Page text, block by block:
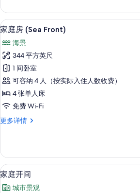
房
(Sea
Front)
的
所
有
照
片
房
或
双
床
房
(Sea
Front)
更
多
信
息
显
示
家
庭
房
(Sea
Front)
的
所
片
客房内保
12
家庭房 (Sea Front)
海景
344 平方英尺
1 间卧室
可容纳 4 人（按实际入住人数收费）
4 张单人床
免费 Wi-Fi
更多详情
家
Front)
更
多
信
息
显
示
客房内保
12
家庭开间
城市景观